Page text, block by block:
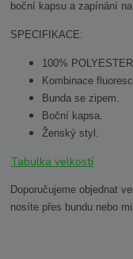
boční kapsu a zapínání
SPECIFIKACE:
100% POLYESTER
Kombinace
Bunda se zipem.
Boční kapsa.
Ženský styl.
Tabulka velkostí
Doporučujeme objednat
nosíte přes bundu nebo